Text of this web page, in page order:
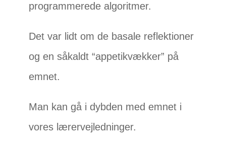
programmerede algoritmer.
Det var lidt om de basale reflektioner
og en såkaldt “appetikvækker” på
emnet.
Man kan gå i dybden med emnet i
vores lærervejledninger.